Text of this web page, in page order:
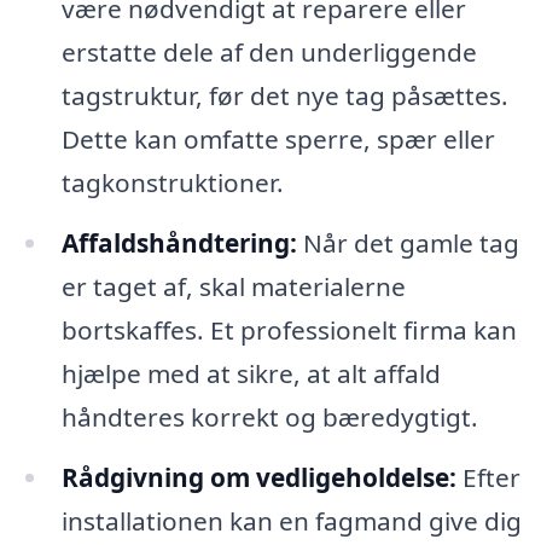
være nødvendigt at reparere eller
erstatte dele af den underliggende
tagstruktur, før det nye tag påsættes.
Dette kan omfatte sperre, spær eller
tagkonstruktioner.
Affaldshåndtering: Når det gamle tag
er taget af, skal materialerne
bortskaffes. Et professionelt firma kan
hjælpe med at sikre, at alt affald
håndteres korrekt og bæredygtigt.
Rådgivning om vedligeholdelse: Efter
installationen kan en fagmand give dig